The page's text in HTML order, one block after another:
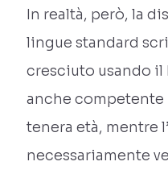
In realtà, però, la
lingue standard
cresciuto usando il
anche competente
tenera età, mentre
necessariamente